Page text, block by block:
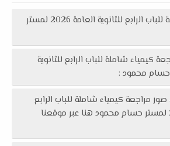
مراجعة كيمياء شاملة للباب الرابع للثانوية العامة 2026 لمستر
كيمياء شاملة للباب الرابع للثانوية
مراجعة كيمياء شاملة للباب الرابع
للثانوية العامة 2026 لمستر حسام محمود هنا عبر موقعنا